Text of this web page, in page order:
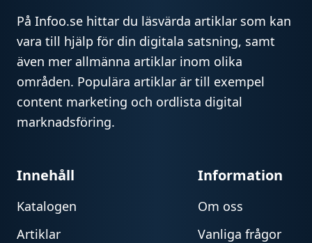
På Infoo.se hittar du läsvärda artiklar som kan
vara till hjälp för din digitala satsning, samt
även mer allmänna artiklar inom olika
områden. Populära artiklar är till exempel
content marketing och ordlista digital
marknadsföring.
Innehåll
Katalogen
Artiklar
Information
Om oss
Vanliga frågor